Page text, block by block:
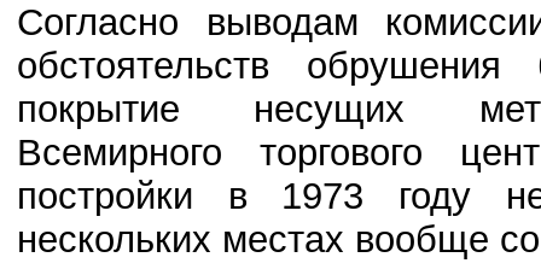
Согласно выводам
обстоятельств обрушения
покрытие несущих
Всемирного торгового
постройки в 1973 году
нескольких местах вообще